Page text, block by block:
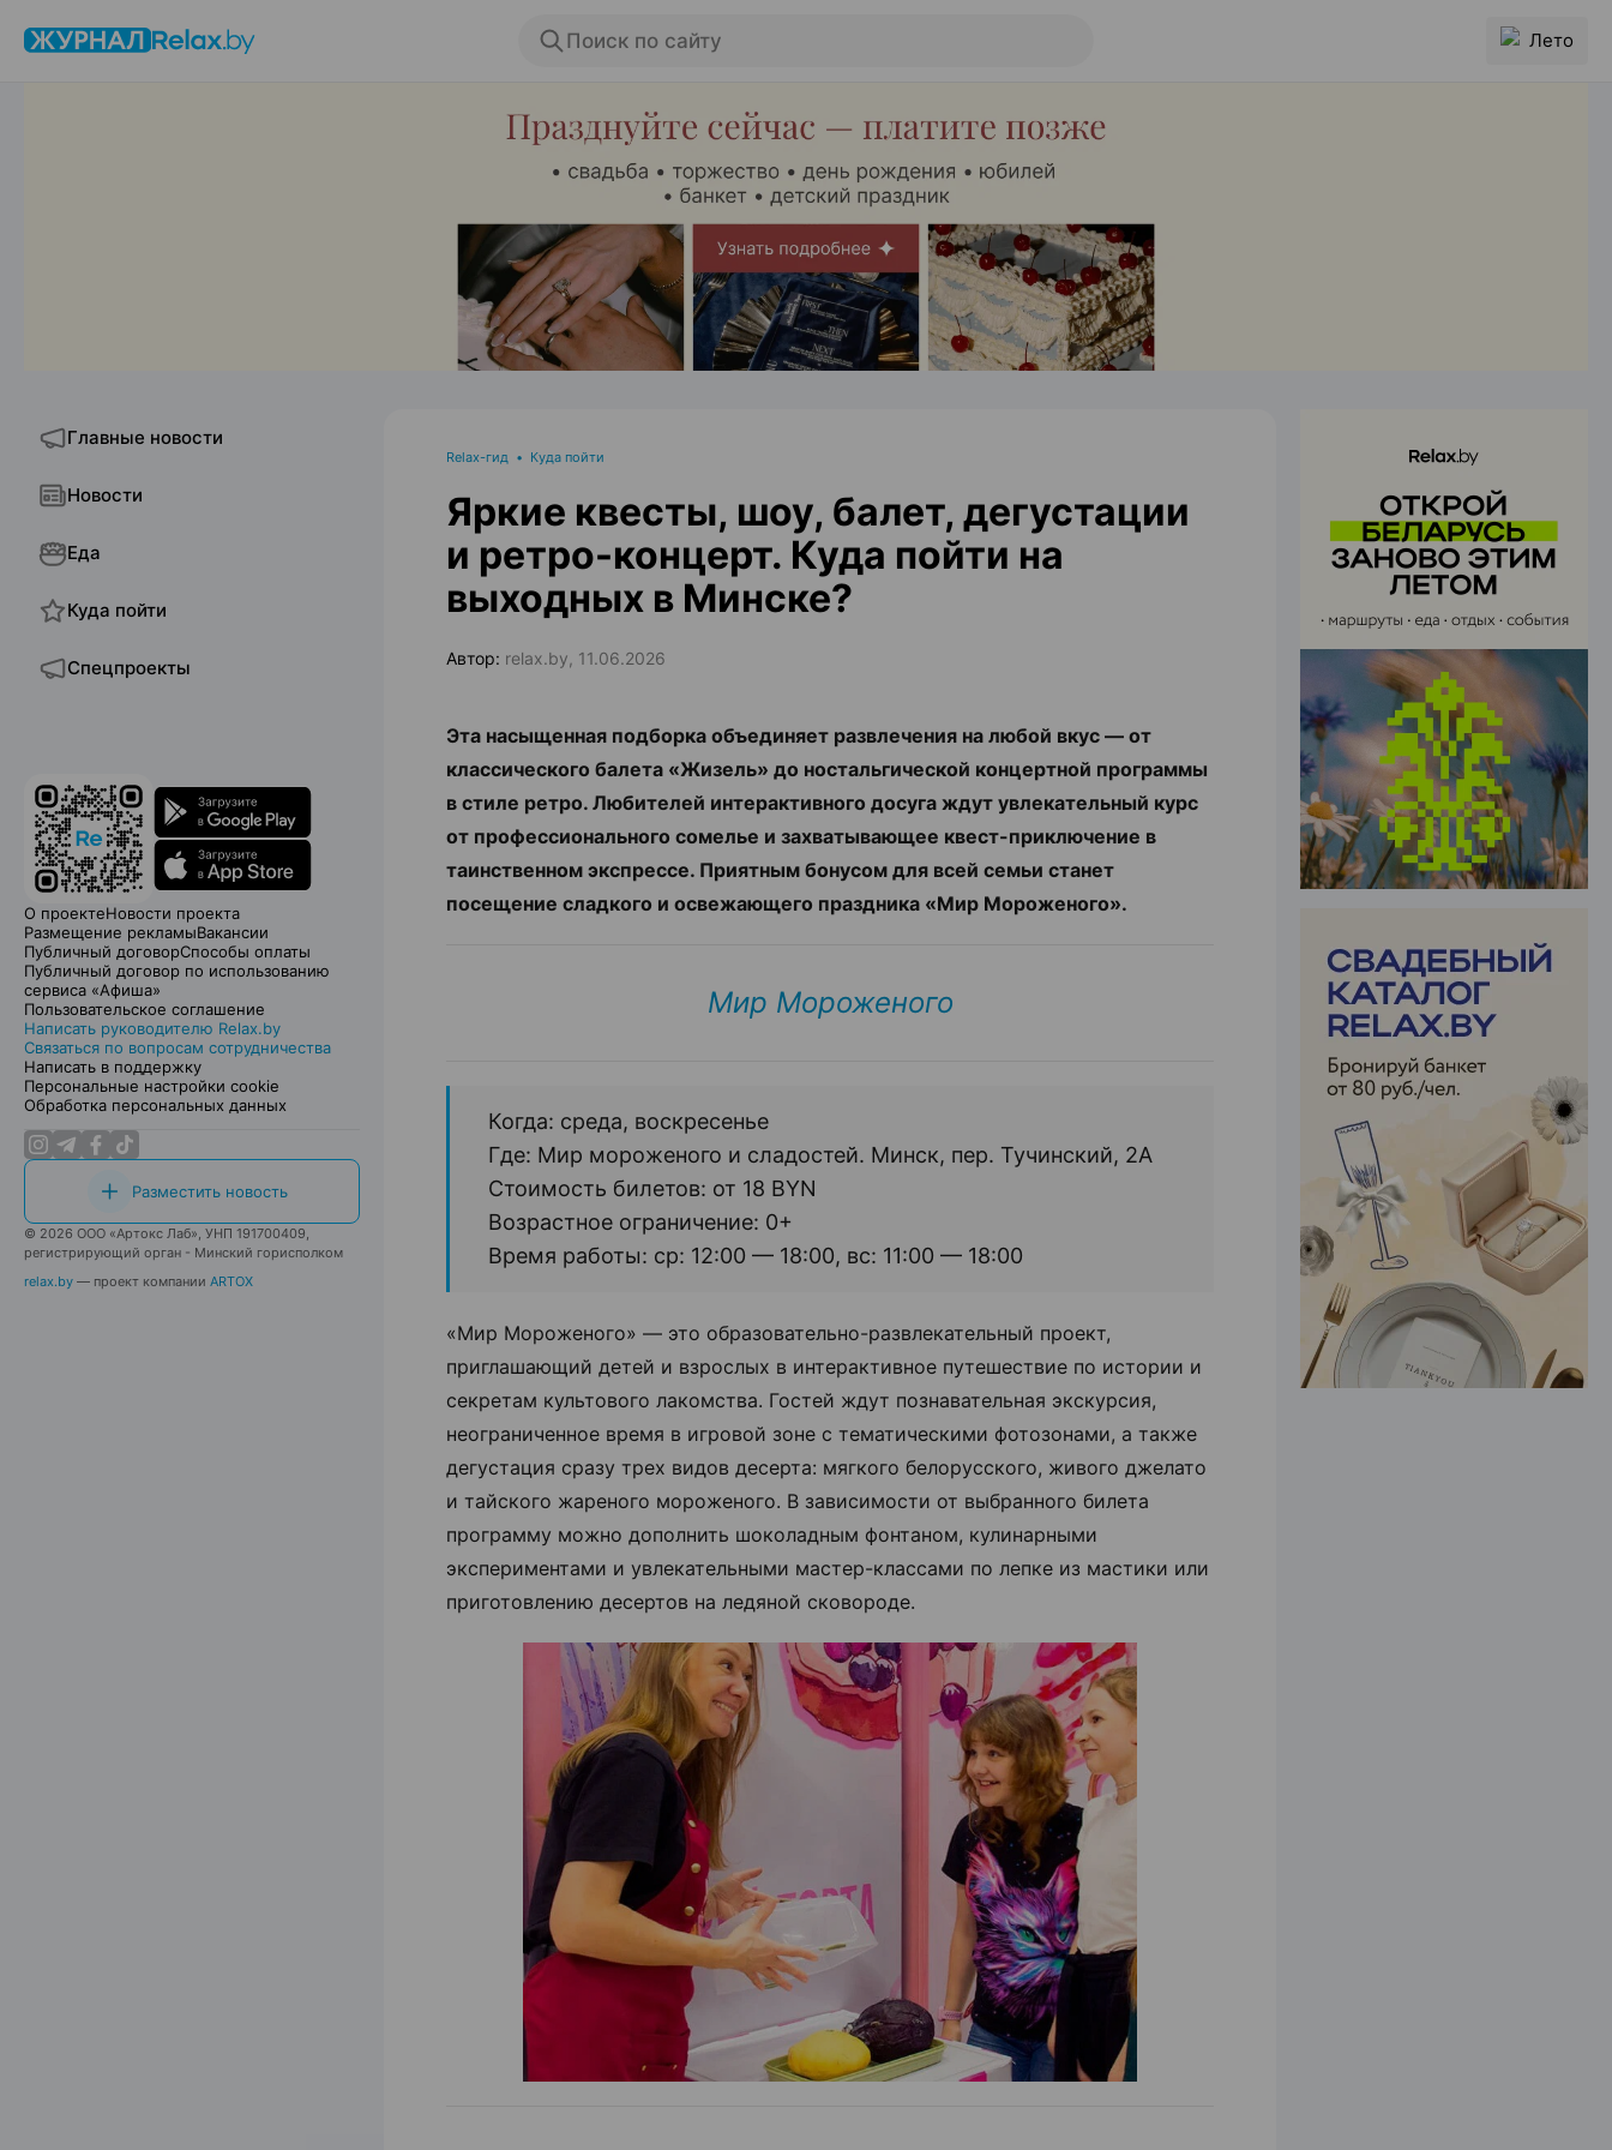
Поиск по сайту Лето
ЭФФЕКТИВНАЯ РЕКЛАМА НА САЙТЕ
Главные новости
Новости
Еда
Куда пойти
Спецпроекты
О проектеНовости проекта
Размещение рекламыВакансии
Публичный договорСпособы оплаты
Публичный договор по использованию
сервиса «Афиша»
Пользовательское соглашение
Написать руководителю Relax.by
Связаться по вопросам сотрудничества
Написать в поддержку
Персональные настройки cookie
Обработка персональных данных
Разместить новость
© 2026 ООО «Артокс Лаб», УНП 191700409,
регистрирующий орган - Минский горисполком
relax.by — проект компании ARTOX
Relax-гид • Куда пойти
Яркие квесты, шоу, балет, дегустации
и ретро-концерт. Куда пойти на
выходных в Минске?
Автор: relax.by, 11.06.2026
Эта насыщенная подборка объединяет развлечения на любой вкус — от
классического балета «Жизель» до ностальгической концертной программы
в стиле ретро. Любителей интерактивного досуга ждут увлекательный курс
от профессионального сомелье и захватывающее квест-приключение в
таинственном экспрессе. Приятным бонусом для всей семьи станет
посещение сладкого и освежающего праздника «Мир Мороженого».
Мир Мороженого
Когда: среда, воскресенье
Где: Мир мороженого и сладостей. Минск, пер. Тучинский, 2А
Стоимость билетов: от 18 BYN
Возрастное ограничение: 0+
Время работы: ср: 12:00 — 18:00, вс: 11:00 — 18:00
«Мир Мороженого» — это образовательно-развлекательный проект,
приглашающий детей и взрослых в интерактивное путешествие по истории и
секретам культового лакомства. Гостей ждут познавательная экскурсия,
неограниченное время в игровой зоне с тематическими фотозонами, а также
дегустация сразу трех видов десерта: мягкого белорусского, живого джелато
и тайского жареного мороженого. В зависимости от выбранного билета
программу можно дополнить шоколадным фонтаном, кулинарными
экспериментами и увлекательными мастер-классами по лепке из мастики или
приготовлению десертов на ледяной сковороде.
ЭФФЕКТИВНАЯ РЕКЛАМА НА САЙТЕ
ЭФФЕКТИВНАЯ РЕКЛАМА НА САЙТЕ